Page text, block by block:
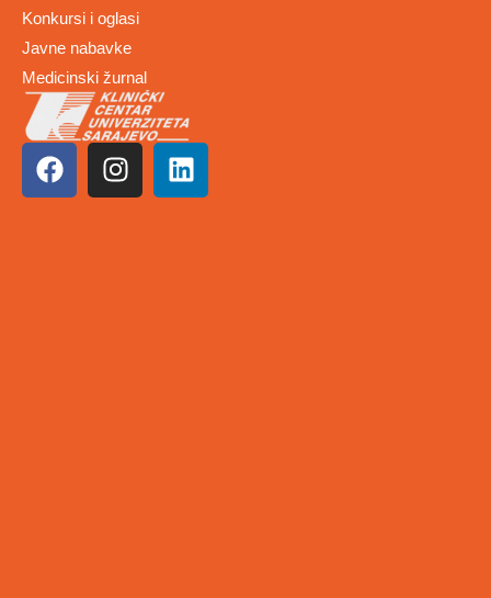
Konkursi i oglasi
Javne nabavke
Medicinski žurnal